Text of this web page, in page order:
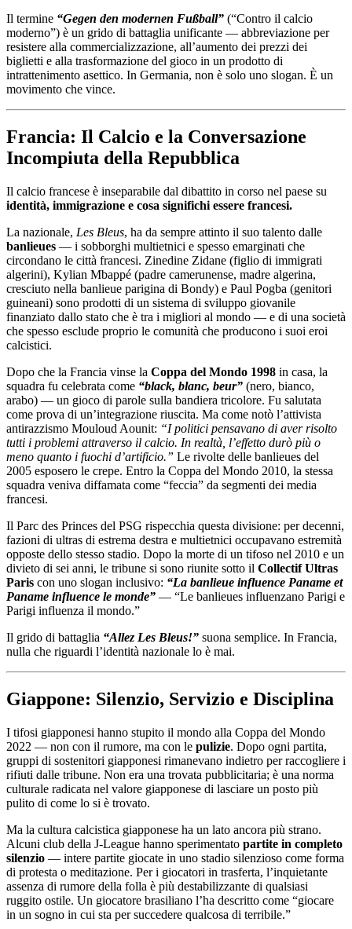
Il termine “Gegen den modernen Fußball” (“Contro il calcio
moderno”) è un grido di battaglia unificante — abbreviazione per
resistere alla commercializzazione, all’aumento dei prezzi dei
biglietti e alla trasformazione del gioco in un prodotto di
intrattenimento asettico. In Germania, non è solo uno slogan. È un
movimento che vince.
Francia: Il Calcio e la Conversazione
Incompiuta della Repubblica
Il calcio francese è inseparabile dal dibattito in corso nel paese su
identità, immigrazione e cosa significhi essere francesi.
La nazionale, Les Bleus, ha da sempre attinto il suo talento dalle
banlieues — i sobborghi multietnici e spesso emarginati che
circondano le città francesi. Zinedine Zidane (figlio di immigrati
algerini), Kylian Mbappé (padre camerunense, madre algerina,
cresciuto nella banlieue parigina di Bondy) e Paul Pogba (genitori
guineani) sono prodotti di un sistema di sviluppo giovanile
finanziato dallo stato che è tra i migliori al mondo — e di una società
che spesso esclude proprio le comunità che producono i suoi eroi
calcistici.
Dopo che la Francia vinse la Coppa del Mondo 1998 in casa, la
squadra fu celebrata come “black, blanc, beur” (nero, bianco,
arabo) — un gioco di parole sulla bandiera tricolore. Fu salutata
come prova di un’integrazione riuscita. Ma come notò l’attivista
antirazzismo Mouloud Aounit: “I politici pensavano di aver risolto
tutti i problemi attraverso il calcio. In realtà, l’effetto durò più o
meno quanto i fuochi d’artificio.” Le rivolte delle banlieues del
2005 esposero le crepe. Entro la Coppa del Mondo 2010, la stessa
squadra veniva diffamata come “feccia” da segmenti dei media
francesi.
Il Parc des Princes del PSG rispecchia questa divisione: per decenni,
fazioni di ultras di estrema destra e multietnici occupavano estremità
opposte dello stesso stadio. Dopo la morte di un tifoso nel 2010 e un
divieto di sei anni, le tribune si sono riunite sotto il Collectif Ultras
Paris con uno slogan inclusivo: “La banlieue influence Paname et
Paname influence le monde” — “Le banlieues influenzano Parigi e
Parigi influenza il mondo.”
Il grido di battaglia “Allez Les Bleus!” suona semplice. In Francia,
nulla che riguardi l’identità nazionale lo è mai.
Giappone: Silenzio, Servizio e Disciplina
I tifosi giapponesi hanno stupito il mondo alla Coppa del Mondo
2022 — non con il rumore, ma con le pulizie. Dopo ogni partita,
gruppi di sostenitori giapponesi rimanevano indietro per raccogliere i
rifiuti dalle tribune. Non era una trovata pubblicitaria; è una norma
culturale radicata nel valore giapponese di lasciare un posto più
pulito di come lo si è trovato.
Ma la cultura calcistica giapponese ha un lato ancora più strano.
Alcuni club della J-League hanno sperimentato partite in completo
silenzio — intere partite giocate in uno stadio silenzioso come forma
di protesta o meditazione. Per i giocatori in trasferta, l’inquietante
assenza di rumore della folla è più destabilizzante di qualsiasi
ruggito ostile. Un giocatore brasiliano l’ha descritto come “giocare
in un sogno in cui sta per succedere qualcosa di terribile.”